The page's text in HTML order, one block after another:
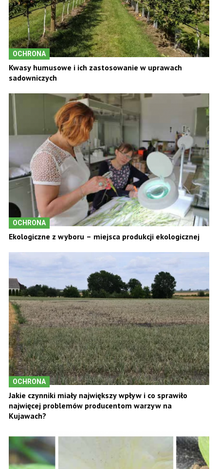
OCHRONA
Kwasy humusowe i ich zastosowanie w uprawach
sadowniczych
OCHRONA
Ekologiczne z wyboru – miejsca produkcji ekologicznej
OCHRONA
Jakie czynniki miały największy wpływ i co sprawiło
najwięcej problemów producentom warzyw na
Kujawach?